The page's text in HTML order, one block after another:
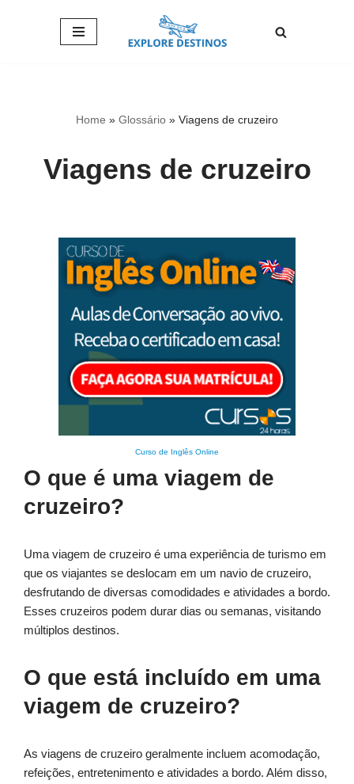
Home » Glossário » Viagens de cruzeiro
Viagens de cruzeiro
Curso de Inglês Online
O que é uma viagem de
cruzeiro?
Uma viagem de cruzeiro é uma experiência de turismo em
que os viajantes se deslocam em um navio de cruzeiro,
desfrutando de diversas comodidades e atividades a bordo.
Esses cruzeiros podem durar dias ou semanas, visitando
múltiplos destinos.
O que está incluído em uma
viagem de cruzeiro?
As viagens de cruzeiro geralmente incluem acomodação,
refeições, entretenimento e atividades a bordo. Além disso,